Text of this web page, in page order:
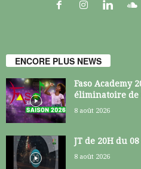
ENCORE PLUS NEWS
Faso Academy
éliminatoire de
8 août 2026
JT de 20H du
8 août 2026